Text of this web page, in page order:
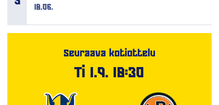
18.06.
Seuraava kotiottelu
Ti 1.9. 18:30